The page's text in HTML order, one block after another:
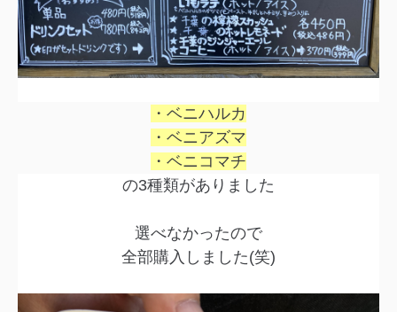
・ベニハルカ
・ベニアズマ
・ベニコマチ
の3種類がありました
選べなかったので
全部購入しました(笑)